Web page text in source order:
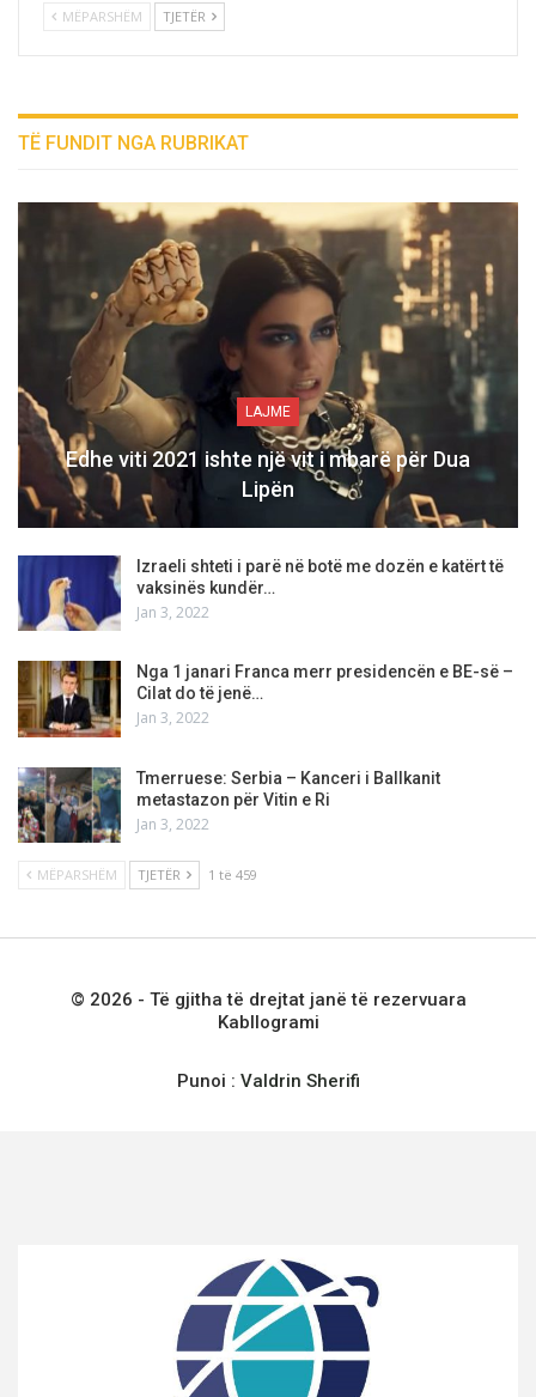
MËPARSHËM TJETËR
TË FUNDIT NGA RUBRIKAT
LAJME
Edhe viti 2021 ishte një vit i mbarë për Dua
Lipën
Izraeli shteti i parë në botë me dozën e katërt të
vaksinës kundër…
Jan 3, 2022
Nga 1 janari Franca merr presidencën e BE-së –
Cilat do të jenë…
Jan 3, 2022
Tmerruese: Serbia – Kanceri i Ballkanit
metastazon për Vitin e Ri
Jan 3, 2022
MËPARSHËM TJETËR 1 të 459
© 2026 - Të gjitha të drejtat janë të rezervuara
Kabllogrami
Punoi : Valdrin Sherifi